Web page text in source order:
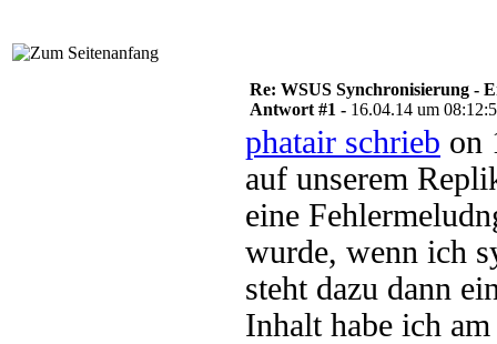
Re: WSUS Synchronisierung -
Antwort #1 - 16.04.14 um
phatair schrieb on
auf unserem
eine
wurde, wenn ich
steht dazu dann
Inhalt habe ich